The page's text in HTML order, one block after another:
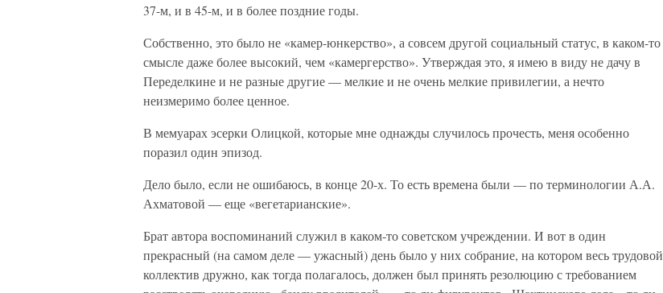
37-м, и в 45-м, и в более поздние годы.
Собственно, это было не «камер-юнкерство», а совсем другой социальный статус, в каком-то
смысле даже более высокий, чем «камергерство». Утверждая это, я имею в виду не дачу в
Переделкине и не разные другие — мелкие и не очень мелкие привилегии, а нечто
неизмеримо более ценное.
В мемуарах эсерки Олицкой, которые мне однажды случилось прочесть, меня особенно
поразил один эпизод.
Дело было, если не ошибаюсь, в конце 20-х. То есть времена были — по терминологии А.А.
Ахматовой — еще «вегетарианские».
Брат автора воспоминаний служил в каком-то советском учреждении. И вот в один
прекрасный (на самом деле — ужасный) день было у них собрание, на котором весь трудовой
коллектив дружно, как тогда полагалось, должен был принять резолюцию с требованием